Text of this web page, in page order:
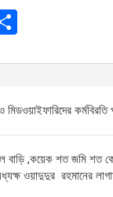
ar
কর্মবিরতি
,কয়েক শত জমি শত
ওয়াদুদুর রহমানের